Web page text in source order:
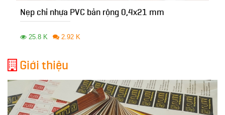
Nẹp chỉ nhựa PVC bản rộng 0,4x21 mm
25.8 K 2.92 K
Giới thiệu